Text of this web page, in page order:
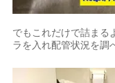
でもこれだけで詰まる
ラを入れ配管状況を調